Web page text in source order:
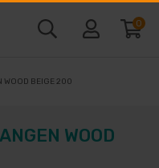
0
WOOD BEIGE 200
WOOD